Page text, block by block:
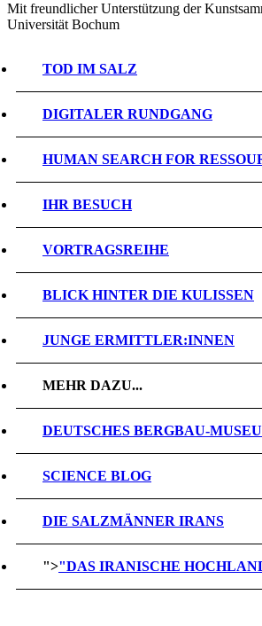
Mit freundlicher Unterstützung der
Universität Bochum
TOD IM SALZ
DIGITALER RUNDGANG
HUMAN SEARCH FOR
IHR BESUCH
VORTRAGSREIHE
BLICK HINTER DIE KULISSEN
JUNGE ERMITTLER:INNEN
MEHR DAZU...
DEUTSCHES BERGBAU-
SCIENCE BLOG
DIE SALZMÄNNER IRANS
">"DAS IRANISCHE